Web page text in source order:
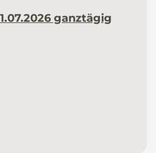
ganztägig